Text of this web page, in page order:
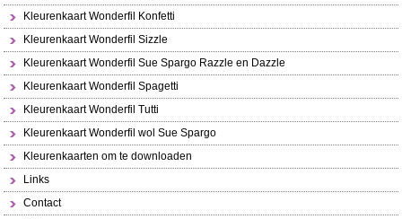
Kleurenkaart Wonderfil Konfetti
Kleurenkaart Wonderfil Sizzle
Kleurenkaart Wonderfil Sue Spargo Razzle en Dazzle
Kleurenkaart Wonderfil Spagetti
Kleurenkaart Wonderfil Tutti
Kleurenkaart Wonderfil wol Sue Spargo
Kleurenkaarten om te downloaden
Links
Contact